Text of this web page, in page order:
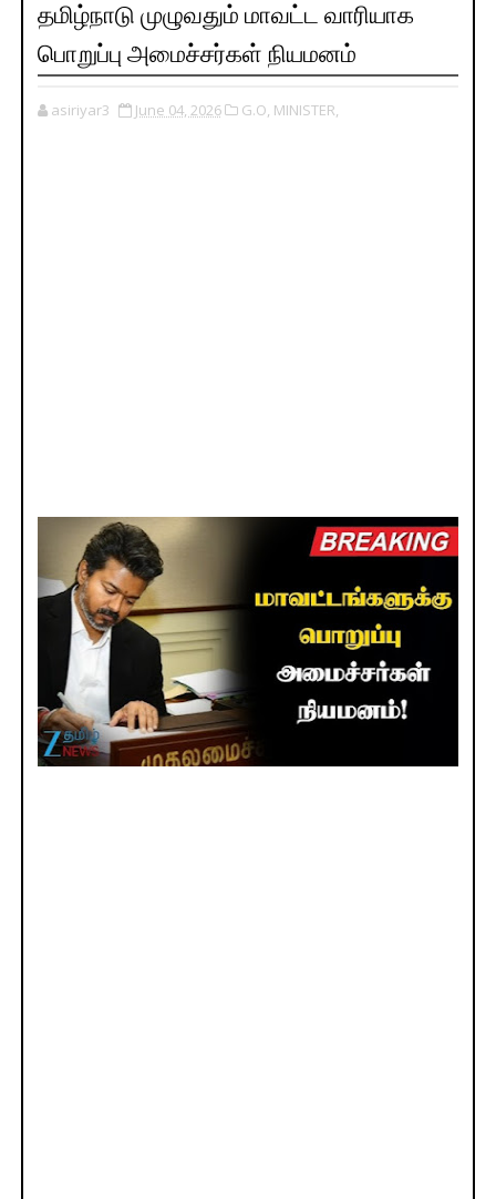
தமிழ்நாடு முழுவதும் மாவட்ட வாரியாக
பொறுப்பு அமைச்சர்கள் நியமனம்
asiriyar3 June 04, 2026 G.O, MINISTER,